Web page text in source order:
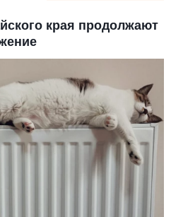
края продолжают